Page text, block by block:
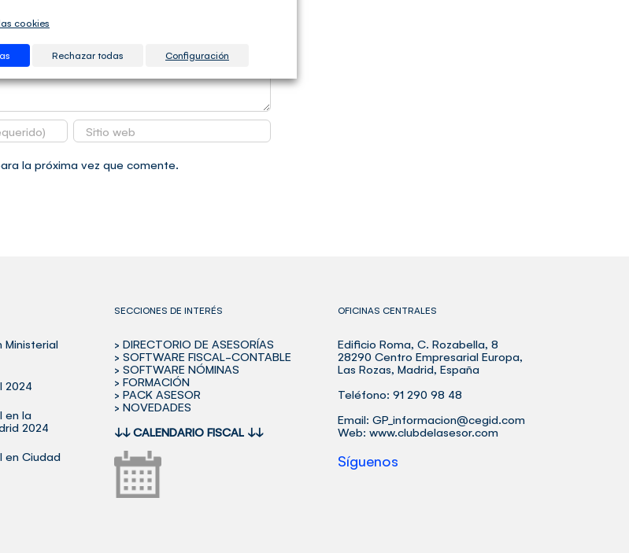
la próxima vez que comente.
Ministerial
2024
en la
2024
en Ciudad
SECCIONES DE INTERÉS
> DIRECTORIO DE ASESORÍAS
> SOFTWARE FISCAL-CONTABLE
> SOFTWARE NÓMINAS
> FORMACIÓN
> PACK ASESOR
> NOVEDADES
↓↓ CALENDARIO FISCAL ↓↓
OFICINAS CENTRALES
Edificio Roma, C. Rozabella, 8
28290 Centro Empresarial Europa,
Las Rozas, Madrid, España
Teléfono: 91 290 98 48
Email: GP_informacion@cegid.com
Web: www.clubdelasesor.com
Síguenos
cookies
Rechazar todas Configuración